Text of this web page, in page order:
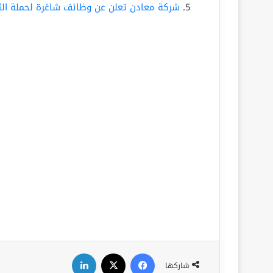
شركة معادن تعلن عن وظائف شاغرة لحملة
شاركها
فيسبوك